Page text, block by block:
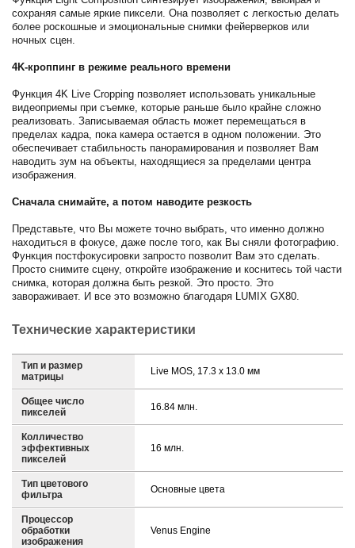
сохраняя самые яркие пиксели. Она позволяет с легкостью делать
более роскошные и эмоциональные снимки фейерверков или
ночных сцен.
4K-кроппинг в режиме реального времени
Функция 4K Live Cropping позволяет использовать уникальные
видеоприемы при съемке, которые раньше было крайне сложно
реализовать. Записываемая область может перемещаться в
пределах кадра, пока камера остается в одном положении. Это
обеспечивает стабильность панорамирования и позволяет Вам
наводить зум на объекты, находящиеся за пределами центра
изображения.
Сначала снимайте, а потом наводите резкость
Представьте, что Вы можете точно выбрать, что именно должно
находиться в фокусе, даже после того, как Вы сняли фотографию.
Функция постфокусировки запросто позволит Вам это сделать.
Просто снимите сцену, откройте изображение и коснитесь той части
снимка, которая должна быть резкой. Это просто. Это
завораживает. И все это возможно благодаря LUMIX GX80.
Технические характеристики
Тип и размер
матрицы
Live MOS, 17.3 x 13.0 мм
Общее число
пикселей
16.84 млн.
Колличество
эффективных
пикселей
16 млн.
Тип цветового
фильтра
Основные цвета
Процессор
обработки
изображения
Venus Engine